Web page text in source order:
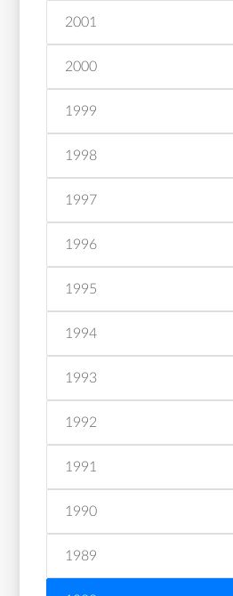
2001
2000
1999
1998
1997
1996
1995
1994
1993
1992
1991
1990
1989